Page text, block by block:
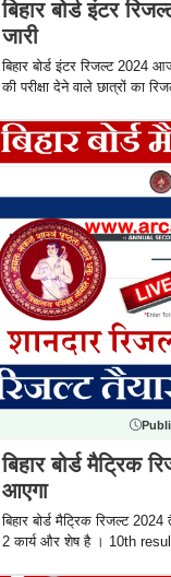
बिहार बोर्ड इंटर
जारी
बिहार बोर्ड इंटर रिजल्ट 2024
की परीक्षा देने वाले छात्रों का
बिहार बोर्ड मैट्रिक
आएगा
बिहार बोर्ड मैट्रिक रिजल्ट
2 कार्य और शेष है । 10th